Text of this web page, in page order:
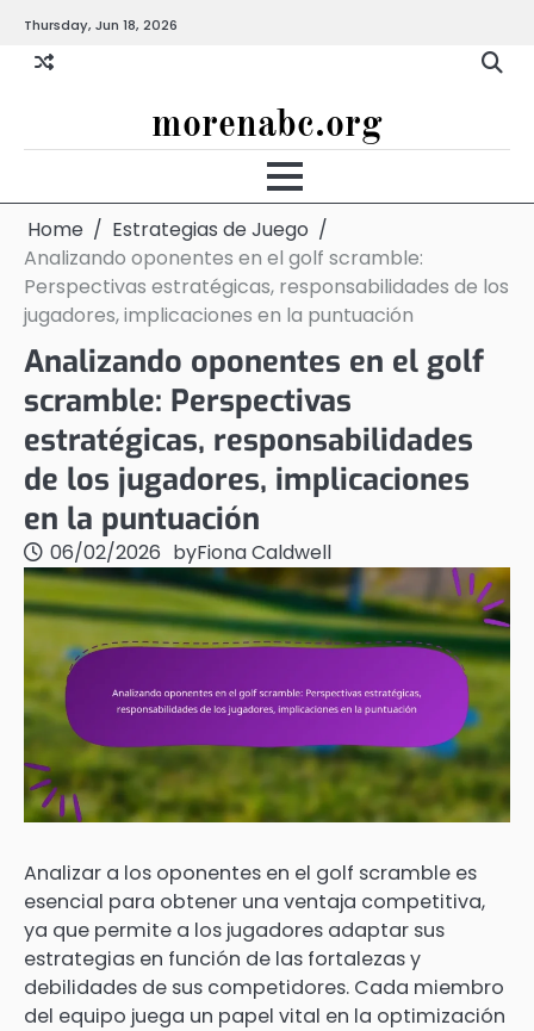
content
Thursday, Jun 18, 2026
morenabc.org
Home
Estrategias de Juego
Analizando oponentes en el golf scramble:
Perspectivas estratégicas, responsabilidades de los
jugadores, implicaciones en la puntuación
Analizando oponentes en el golf
scramble: Perspectivas
estratégicas, responsabilidades
de los jugadores, implicaciones
en la puntuación
06/02/2026 byFiona Caldwell
Analizar a los oponentes en el golf scramble es
esencial para obtener una ventaja competitiva,
ya que permite a los jugadores adaptar sus
estrategias en función de las fortalezas y
debilidades de sus competidores. Cada miembro
del equipo juega un papel vital en la optimización